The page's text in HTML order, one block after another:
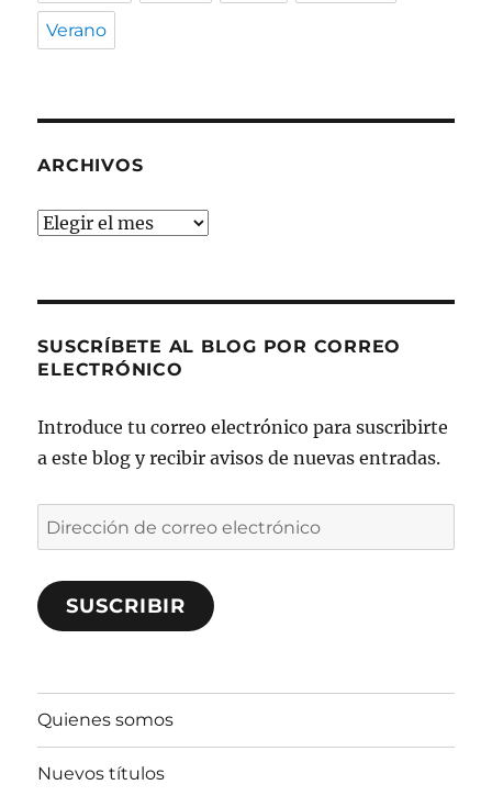
Verano
ARCHIVOS
Archivos
SUSCRÍBETE AL BLOG POR CORREO
ELECTRÓNICO
Introduce tu correo electrónico para suscribirte
a este blog y recibir avisos de nuevas entradas.
Dirección
de
correo
electrónico
SUSCRIBIR
Quienes somos
Nuevos títulos